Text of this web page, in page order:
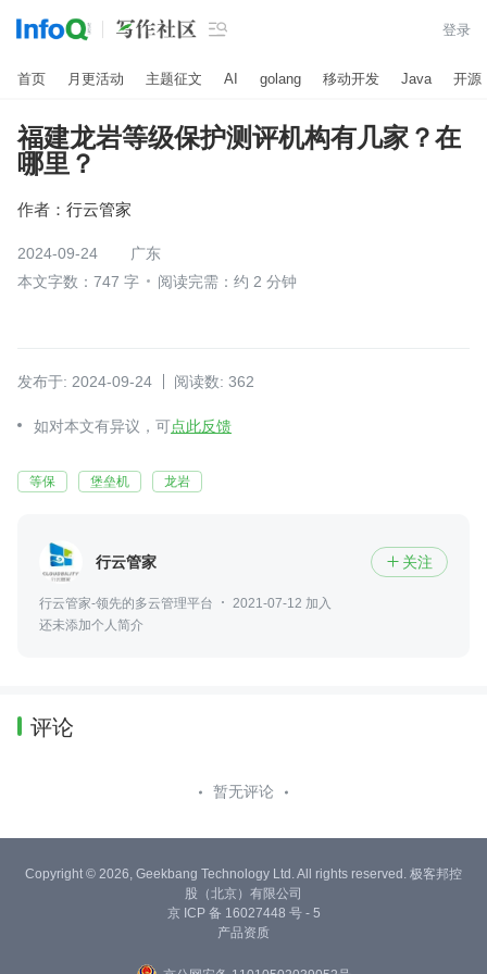
 登录
首页 月更活动 主题征文 AI golang 移动开发 Java 开源
福建龙岩等级保护测评机构有几家？在
哪里？
作者： 行云管家
2024-09-24
广东
本文字数：747 字
阅读完需：约 2 分钟
发布于: 2024-09-24 阅读数: 362
如对本文有异议，可点此反馈
等保 堡垒机 龙岩
行云管家  关注
行云管家-领先的多云管理平台
2021-07-12 加入
还未添加个人简介
评论
暂无评论
Copyright © 2026, Geekbang Technology Ltd. All rights reserved. 极客邦控
股（北京）有限公司
京 ICP 备 16027448 号 - 5
产品资质